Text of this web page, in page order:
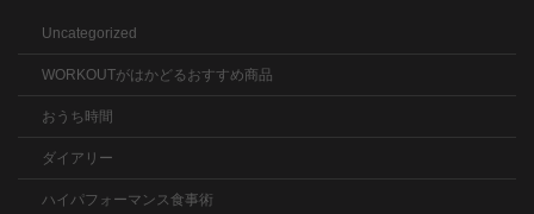
Uncategorized
WORKOUTがはかどるおすすめ商品
おうち時間
ダイアリー
ハイパフォーマンス食事術